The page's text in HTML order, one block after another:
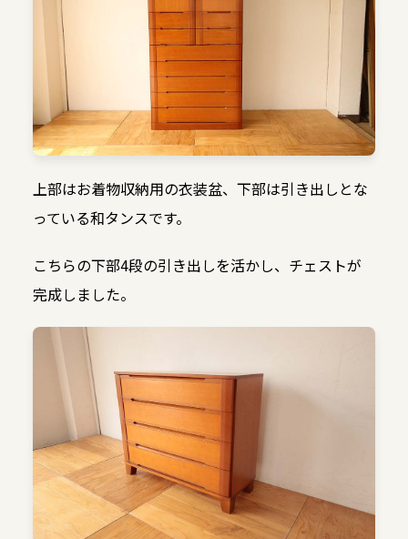
上部はお着物収納用の衣装盆、下部は引き出しとな
っている和タンスです。
こちらの下部4段の引き出しを活かし、チェストが
完成しました。